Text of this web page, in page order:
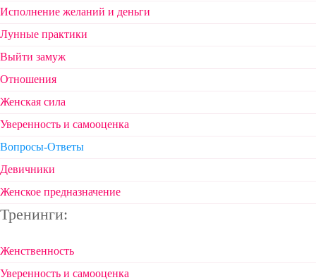
Исполнение желаний и деньги
Лунные практики
Выйти замуж
Отношения
Женская сила
Уверенность и самооценка
Вопросы-Ответы
Девичники
Женское предназначение
Тренинги:
Женственность
Уверенность и самооценка